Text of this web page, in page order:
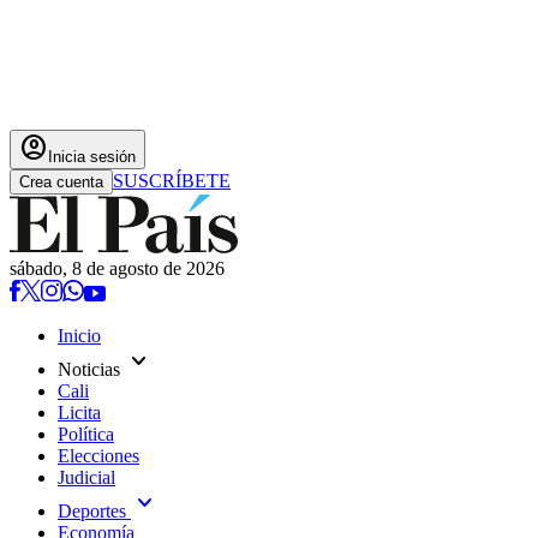
account_circle Inicia sesión
Crea cuenta SUSCRÍBETE
sábado, 8 de agosto de 2026
Inicio
Noticias expand_more
Cali
Licita
Política
Elecciones
Judicial
Deportes expand_more
Economía